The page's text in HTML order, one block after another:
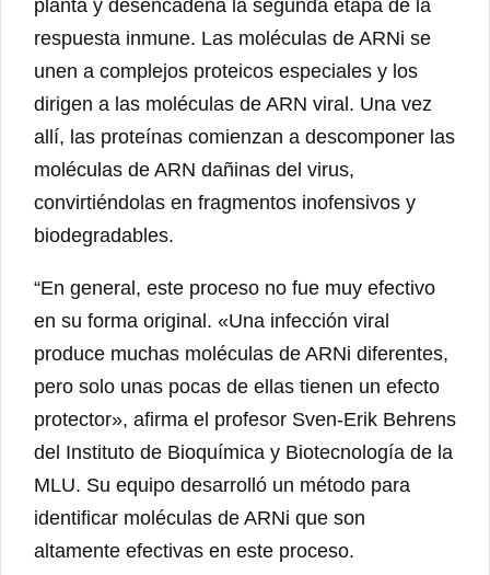
planta y desencadena la segunda etapa de la
respuesta inmune. Las moléculas de ARNi se
unen a complejos proteicos especiales y los
dirigen a las moléculas de ARN viral. Una vez
allí, las proteínas comienzan a descomponer las
moléculas de ARN dañinas del virus,
convirtiéndolas en fragmentos inofensivos y
biodegradables.
“En general, este proceso no fue muy efectivo
en su forma original. «Una infección viral
produce muchas moléculas de ARNi diferentes,
pero solo unas pocas de ellas tienen un efecto
protector», afirma el profesor Sven-Erik Behrens
del Instituto de Bioquímica y Biotecnología de la
MLU. Su equipo desarrolló un método para
identificar moléculas de ARNi que son
altamente efectivas en este proceso.